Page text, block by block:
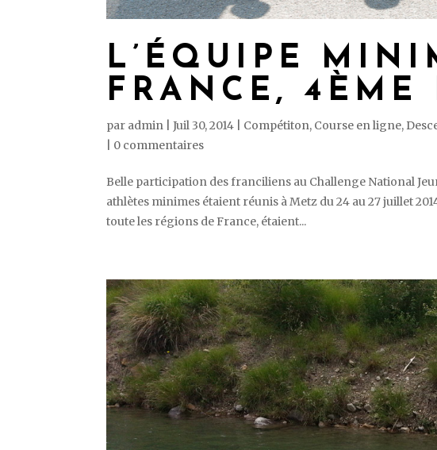
L’ÉQUIPE
FRANCE, 4ÈME
par admin |Juil 30, 2014 Compétiton, Course en ligne,
0 commentaires
Belle participation des franciliens au Challenge National
athlètes minimes étaient réunis à Metz du 24 au 27 juillet
toute les régions de France, étaient...